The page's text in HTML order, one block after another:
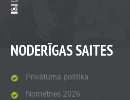
NODERĪGAS SAITES
Privātuma politika
Nometnes 2026